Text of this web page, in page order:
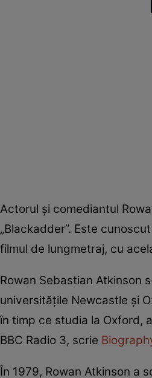
Actorul şi comediantul
„Blackadder”. Este
filmul de lungmetraj, cu
Rowan Sebastian Atkinson
universităţile Newcastle şi
în timp ce studia la Oxford,
BBC Radio 3, scrie
În 1979, Rowan Atkinson a